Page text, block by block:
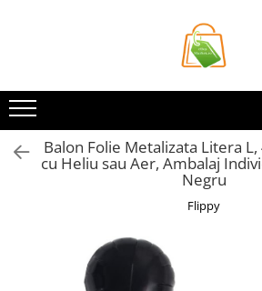
Casa si Bricolaj
Accesorii Birou si Consumabile
Articole pentru Animale
Accesorii Bucătărie
Dozatoare Condimente
Forme cuburi de gheata
Balon Folie Metalizata Litera
cu Heliu sau Aer, Ambalaj
Negru
Flippy